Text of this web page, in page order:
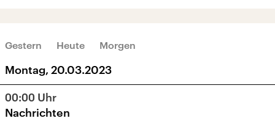
Mo Di Mi Do
6
Gestern Heute Morgen
Montag, 20.03.2023
00:00 Uhr
Nachrichten